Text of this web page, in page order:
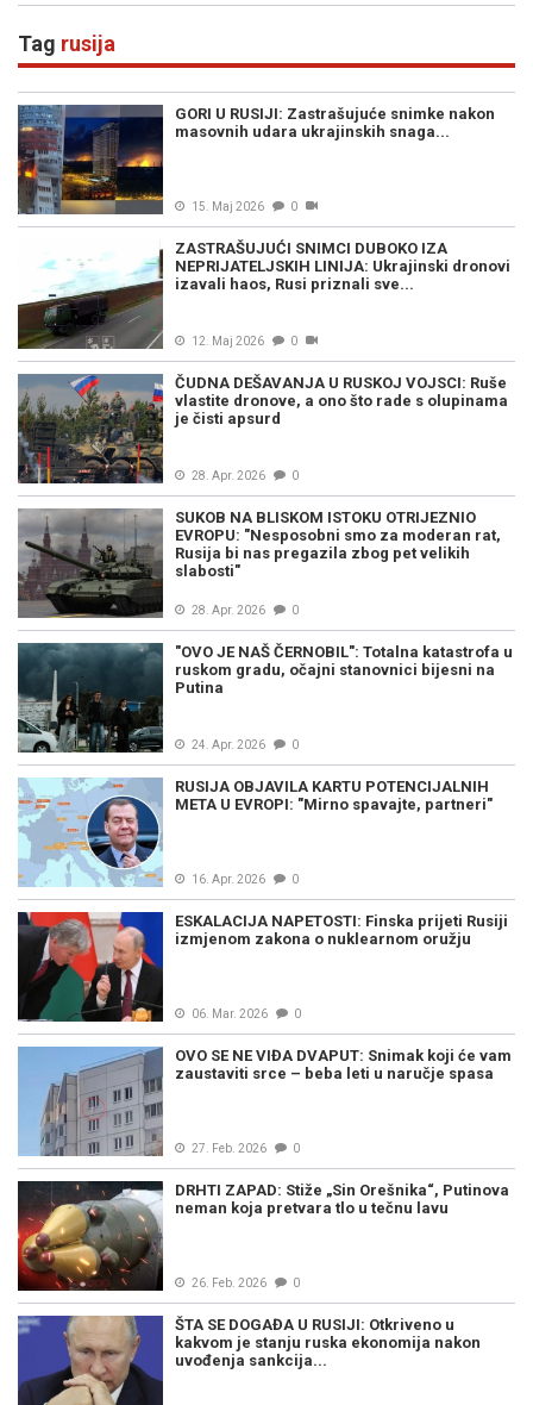
Tag rusija
GORI U RUSIJI: Zastrašujuće snimke nakon
masovnih udara ukrajinskih snaga...
15. Maj 2026 0
ZASTRAŠUJUĆI SNIMCI DUBOKO IZA
NEPRIJATELJSKIH LINIJA: Ukrajinski dronovi
izavali haos, Rusi priznali sve...
12. Maj 2026 0
ČUDNA DEŠAVANJA U RUSKOJ VOJSCI: Ruše
vlastite dronove, a ono što rade s olupinama
je čisti apsurd
28. Apr. 2026 0
SUKOB NA BLISKOM ISTOKU OTRIJEZNIO
EVROPU: "Nesposobni smo za moderan rat,
Rusija bi nas pregazila zbog pet velikih
slabosti"
28. Apr. 2026 0
"OVO JE NAŠ ČERNOBIL": Totalna katastrofa u
ruskom gradu, očajni stanovnici bijesni na
Putina
24. Apr. 2026 0
RUSIJA OBJAVILA KARTU POTENCIJALNIH
META U EVROPI: "Mirno spavajte, partneri"
16. Apr. 2026 0
ESKALACIJA NAPETOSTI: Finska prijeti Rusiji
izmjenom zakona o nuklearnom oružju
06. Mar. 2026 0
OVO SE NE VIĐA DVAPUT: Snimak koji će vam
zaustaviti srce – beba leti u naručje spasa
27. Feb. 2026 0
DRHTI ZAPAD: Stiže „Sin Orešnika“, Putinova
neman koja pretvara tlo u tečnu lavu
26. Feb. 2026 0
ŠTA SE DOGAĐA U RUSIJI: Otkriveno u
kakvom je stanju ruska ekonomija nakon
uvođenja sankcija...